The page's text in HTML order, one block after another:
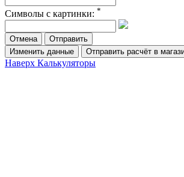
Символы с картинки: *
Отмена
Изменить данные
Отправить расчёт в
Наверх Калькуляторы